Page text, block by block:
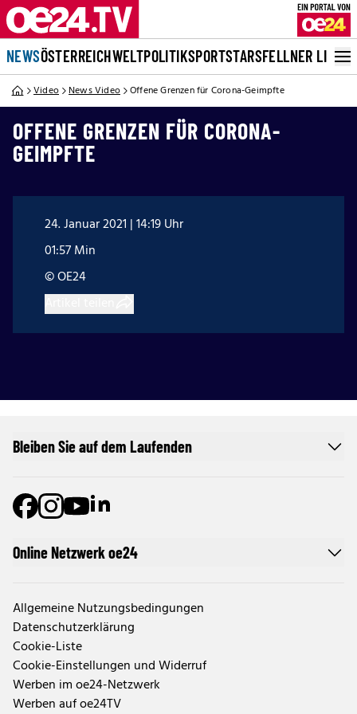
NEWSÖSTERREICHWELTPOLITIKSPORTSTARSFELLNER LIVE
Video News Video Offene Grenzen für Corona-Geimpfte
OFFENE GRENZEN FÜR CORONA-
GEIMPFTE
24. Januar 2021 | 14:19 Uhr
01:57 Min
© OE24
Online Netzwerk oe24
Allgemeine Nutzungsbedingungen
Datenschutzerklärung
Cookie-Liste
Cookie-Einstellungen und Widerruf
Werben im oe24-Netzwerk
Werben auf oe24TV
Bleiben Sie auf dem Laufenden